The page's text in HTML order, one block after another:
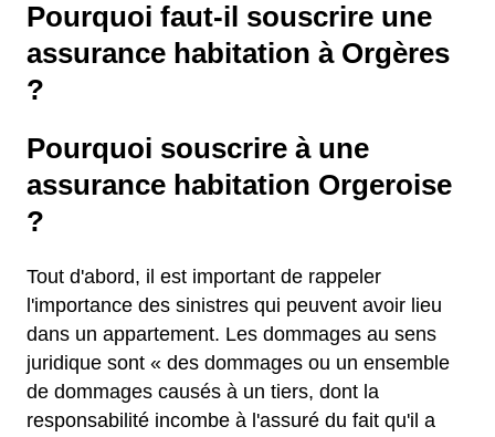
Pourquoi faut-il souscrire une
assurance habitation à Orgères
?
Pourquoi souscrire à une
assurance habitation Orgeroise
?
Tout d'abord, il est important de rappeler
l'importance des sinistres qui peuvent avoir lieu
dans un appartement. Les dommages au sens
juridique sont « des dommages ou un ensemble
de dommages causés à un tiers, dont la
responsabilité incombe à l'assuré du fait qu'il a